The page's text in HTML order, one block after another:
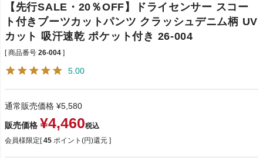
【先行SALE・20％OFF】ドライセンサー スコー
ト付きブーツカットパンツ クラッシュデニム柄 UV
カット 吸汗速乾 ポケット付き 26-004
商品番号 26-004
5.00
通常販売価格 ¥5,580
販売価格 ¥4,460税込
会員様限定[ 45 ポイント(円)還元 ]